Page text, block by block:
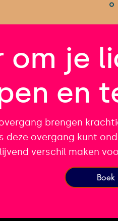
om je
en
brengen
deze overgang kunt
verschil maken